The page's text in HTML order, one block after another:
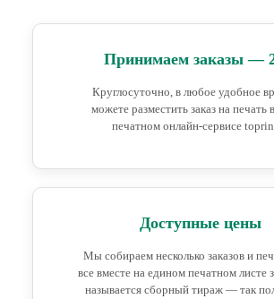
Принимаем заказы —
Круглосуточно, в любое удобное
можете разместить заказ на печать
печатном онлайн-сервисе
Доступные цены
Мы собираем несколько заказов и
все вместе на едином печатном листе
называется сборный тираж — так